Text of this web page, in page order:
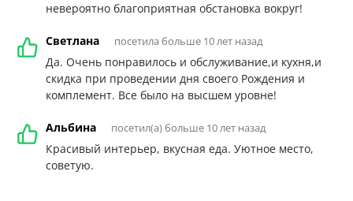
невероятно благоприятная обстановка вокруг!
Светлана посетила больше 10 лет назад
Да. Очень понравилось и обслуживание,и кухня,и
скидка при проведении дня своего Рождения и
комплемент. Все было на высшем уровне!
Альбина посетил(а) больше 10 лет назад
Красивый интерьер, вкусная еда. Уютное место,
советую.